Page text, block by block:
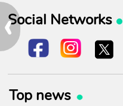
‹
Social Networks
Top news